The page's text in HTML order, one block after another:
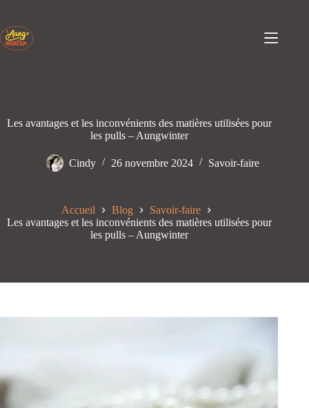
contenu
Les avantages et les inconvénients des matières utilisées pour
les pulls – Aungwinter
Cindy 26 novembre 2024 Savoir-faire
Accueil Blog
Savoir-faire
Les avantages et les inconvénients des matières utilisées pour
les pulls – Aungwinter